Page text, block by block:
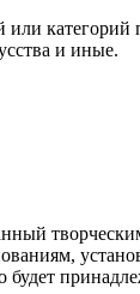
и иные.